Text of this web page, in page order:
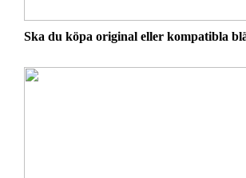
Ska du köpa original eller kompatibla